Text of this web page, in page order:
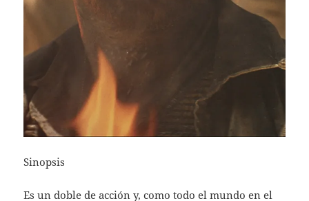
Sinopsis
Es un doble de acción y, como todo el mundo en el